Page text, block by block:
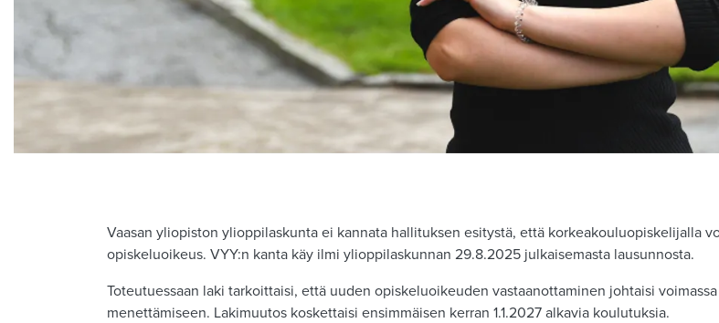
Vaasan yliopiston ylioppilaskunta ei kannata hallituksen esitystä, että korkeakouluopiskelijalla
opiskeluoikeus. VYY:n kanta käy ilmi ylioppilaskunnan 29.8.2025 julkaisemasta lausunnosta.
Toteutuessaan laki tarkoittaisi, että uuden opiskeluoikeuden vastaanottaminen johtaisi
menettämiseen. Lakimuutos koskettaisi ensimmäisen kerran 1.1.2027 alkavia koulutuksia.